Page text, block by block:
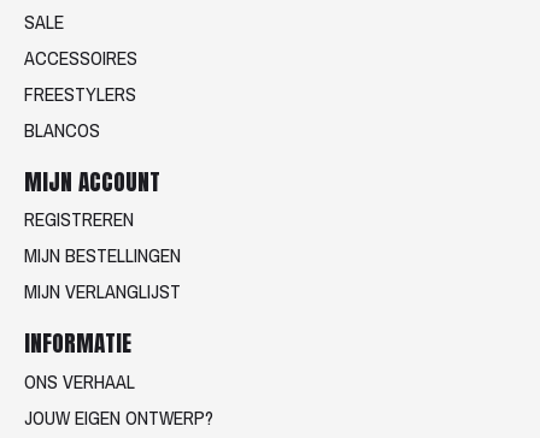
SALE
ACCESSOIRES
FREESTYLERS
BLANCOS
MIJN ACCOUNT
REGISTREREN
MIJN BESTELLINGEN
MIJN VERLANGLIJST
INFORMATIE
ONS VERHAAL
JOUW EIGEN ONTWERP?